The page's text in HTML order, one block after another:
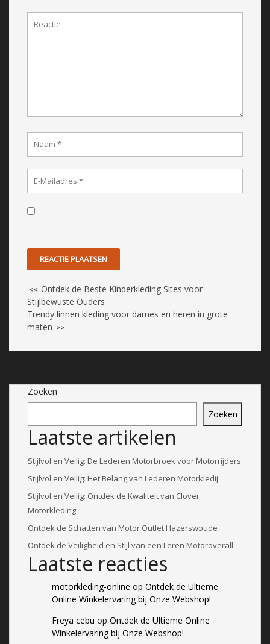
<< Ontdek de Beste Kinderkleding Sites voor
Stijlbewuste Ouders
Trendy linnen kleding voor dames en heren in grote
maten >>
Zoeken
Zoeken
Laatste artikelen
Stijlvol en Veilig: De Lederen Motorbroek voor Motorrijders
Stijlvol en Veilig: Het Belang van Lederen Motorkledij
Stijlvol en Veilig: Ontdek de Kwaliteit van Clover
Motorkleding
Ontdek de Schatten van Motor Outlet Hazerswoude
Ontdek de Veiligheid en Stijl van een Leren Motoroverall
Laatste reacties
motorkleding-online op Ontdek de Ultieme
Online Winkelervaring bij Onze Webshop!
Freya cebu op Ontdek de Ultieme Online
Winkelervaring bij Onze Webshop!